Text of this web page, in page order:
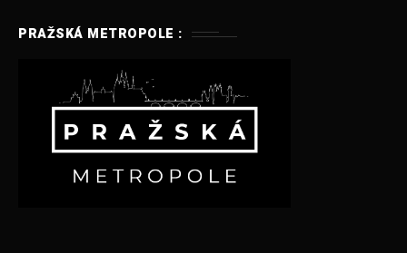
PRAŽSKÁ METROPOLE :